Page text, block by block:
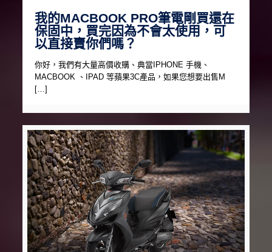
我的MACBOOK PRO筆電剛買還在
保固中，買完因為不會太使用，可
以直接賣你們嗎？
你好，我們有大量高價收購、典當IPHONE 手機、
MACBOOK 、IPAD 等蘋果3C產品，如果您想要出售M
[…]